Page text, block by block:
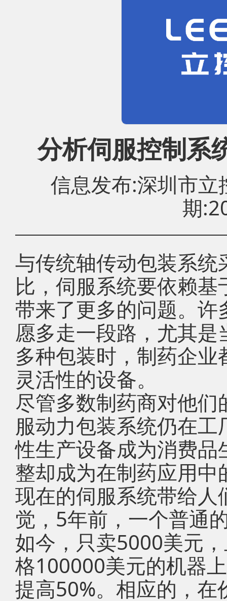
分析伺服控制系
信息发布:深圳市
期
与传统轴传动包装系统
比，伺服系统要依赖
带来了更多的问题。
愿多走一段路，尤其
多种包装时，制药企
灵活性的设备。
尽管多数制药商对他
服动力包装系统仍在
性生产设备成为消费
整却成为在制药应用中
现在的伺服系统带给
觉，5年前，一个普通
如今，只卖5000美元
格100000美元的机器
提高50%。相应的，